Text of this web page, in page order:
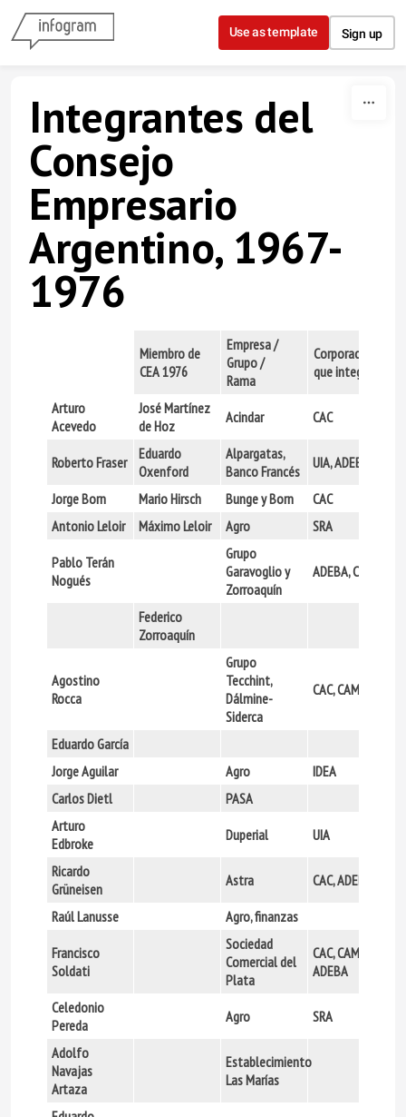
Skip to content
Use as template Sign up
Integrantes del
Consejo
Empresario
Argentino, 1967-
1976
Miembro de
CEA 1976
Empresa /
Grupo /
Rama
Corporaciones
que integra
Arturo
Acevedo
José Martínez
de Hoz
Acindar CAC
Roberto Fraser
Eduardo
Oxenford
Alpargatas,
Banco Francés
UIA, ADEBA
Jorge Born
Mario Hirsch Bunge y Born
CAC
Antonio Leloir
Máximo Leloir Agro
SRA
Pablo Terán
Nogués
Grupo
Garavoglio y
Zorroaquín
ADEBA, CAC
Federico
Zorroaquín
Agostino
Rocca
Grupo
Tecchint,
Dálmine-
Siderca
CAC, CAMARCO
Eduardo García
Jorge Aguilar
Agro
IDEA
Carlos Dietl
PASA
Arturo
Edbroke
Duperial
UIA
Ricardo
Grüneisen
Astra
CAC, ADEBA
Raúl Lanusse
Agro, finanzas
Francisco
Soldati
Sociedad
Comercial del
Plata
CAC, CAMARCO,
ADEBA
Celedonio
Pereda
Agro
SRA
Adolfo
Navajas
Artaza
Establecimiento
Las Marías